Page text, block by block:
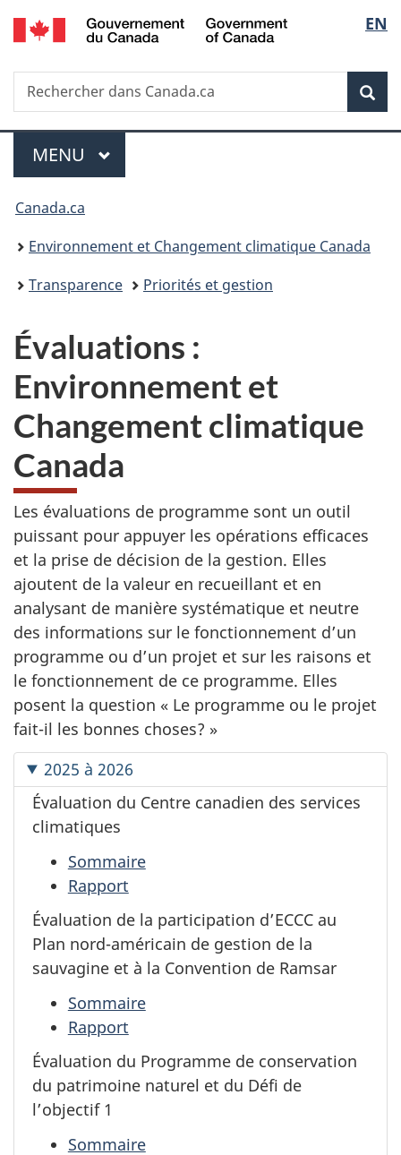
Passer
au
principal
Passer
à
Au
du
Passer
à
version
simplifiée
de
la
EN
Recherche
Rechercher
dans
Menu
MENU PRINCIPAL
Vous
êtes
ici :
Canada.ca
Environnement et Changement climatique Canada
Transparence
Priorités et gestion
Évaluations :
Environnement et
Changement climatique
Canada
Les évaluations de programme sont un outil
puissant pour appuyer les opérations efficaces
et la prise de décision de la gestion. Elles
ajoutent de la valeur en recueillant et en
analysant de manière systématique et neutre
des informations sur le fonctionnement d’un
programme ou d’un projet et sur les raisons et
le fonctionnement de ce programme. Elles
posent la question « Le programme ou le projet
fait-il les bonnes choses? »
2025 à 2026
Évaluation du Centre canadien des services
climatiques
Sommaire
Rapport
Évaluation de la participation d’ECCC au
Plan nord-américain de gestion de la
sauvagine et à la Convention de Ramsar
Sommaire
Rapport
Évaluation du Programme de conservation
du patrimoine naturel et du Défi de
l’objectif 1
Sommaire